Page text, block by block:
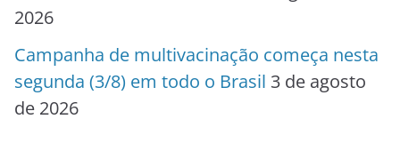
2026
Campanha de multivacinação começa nesta
segunda (3/8) em todo o Brasil 3 de agosto
de 2026